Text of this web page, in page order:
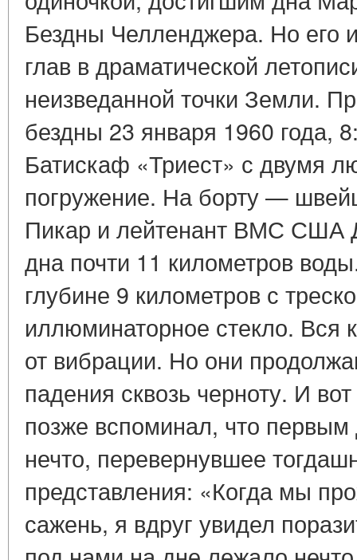
Бездны Челленджера. Но его
глав в драматической
неизведанной точки Земли.
бездны 23 января 1960 года,
Батискаф «Триест» с двумя
погружение. На борту —
Пикар и лейтенант ВМС США
дна почти 11 километров
глубине 9 километров с
иллюминаторное стекло. Вся
от вибрации. Но они
падения сквозь черноту. И
позже вспоминал, что
нечто, перевернувшее
представления: «Когда мы
сажень, я вдруг увидел